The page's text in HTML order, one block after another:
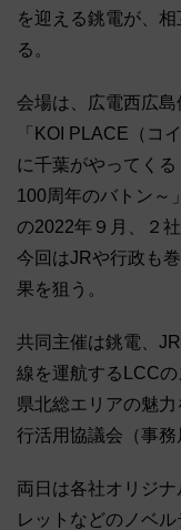
を迎える銚電が、
る。
会場は、広電西広
「KOI PLACE（コ
に千葉がやってく
100周年のバトン～
の2022年９月、２
今回はJRや行政も
果を狙う。
共同主催は銚電、
線を運航するLCC
県北総エリアの魅
行活用協議会（事務
両日は各社オリジ
レットなどのノベ